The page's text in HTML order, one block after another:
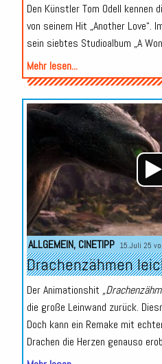
Den Künstler Tom Odell kennen
von seinem Hit „Another Love“.
sein siebtes Studioalbum „A
Mehr lesen...
ALLGEMEIN, CINETIPP 15.Juli 25
Drachenzähmen
Der Animationshit
die große Leinwand zurück.
Doch kann ein Remake mit
Drachen die Herzen genauso